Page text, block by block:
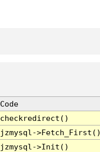
Code
checkredirect()
jzmysql-
jzmysql->Init()